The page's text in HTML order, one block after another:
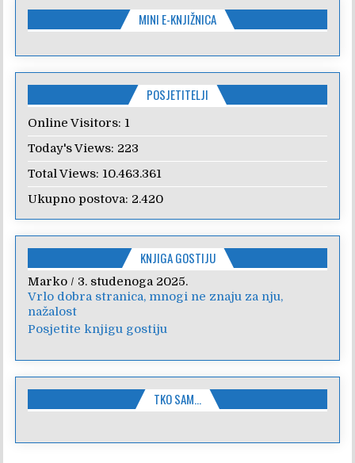
MINI E-KNJIŽNICA
POSJETITELJI
Online Visitors: 1
Today's Views: 223
Total Views: 10.463.361
Ukupno postova: 2.420
KNJIGA GOSTIJU
Anica/7. veljače 2024.
Poštovanje, draga kolegice! Hvala Vam na
nesebičnom radu i promoviranju...
Posjetite knjigu gostiju
TKO SAM…